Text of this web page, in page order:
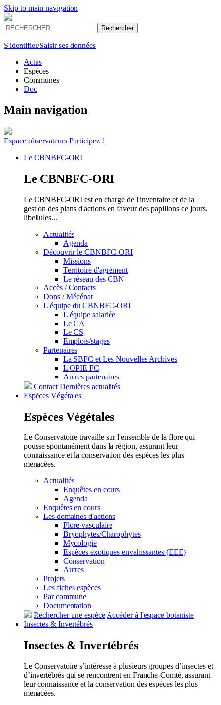
Skip to main navigation
S'identifier/Saisir ses données
Actus
Espèces
Communes
Doc
Main navigation
Espace observateurs Participez !
Le CBNBFC-ORI
Le CBNBFC-ORI
Le CBNBFC-ORI est en charge de l'inventaire et de la
gestion des plans d'actions en faveur des papillons de jours,
libellules...
Actualités
Agenda
Découvrir le CBNBFC-ORI
Missions
Territoire d'agrément
Le réseau des CBN
Accès / Contacts
Dons / Mécénat
L'équipe du CBNBFC-ORI
L'équipe salariée
Le CA
Le CS
Emplois/stages
Partenaires
La SBFC et Les Nouvelles Archives
L'OPIE FC
Autres partenaires
Contact Dernières actualités
Espèces Végétales
Espèces Végétales
Le Conservatoire travaille sur l'ensemble de la flore qui
pousse spontanément dans la région, assurant leur
connaissance et la conservation des espèces les plus
menacées.
Actualités
Enquêtes en cours
Agenda
Enquêtes en cours
Les domaines d'actions
Flore vasculaire
Bryophytes/Charophytes
Mycologie
Espèces exotiques envahissantes (EEE)
Conservation
Autres
Projets
Les fiches espèces
Par commune
Documentation
Rechercher une espèceAccéder à l'espace botaniste
Insectes & Invertébrés
Insectes & Invertébrés
Le Conservatoire s’intéresse à plusieurs groupes d’insectes et
d’invertébrés qui se rencontrent en Franche-Comté, assurant
leur connaissance et la conservation des espèces les plus
menacées.